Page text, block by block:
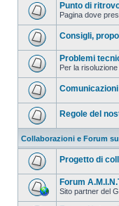
Punto di
Pagina dove
Consigli,
Problemi
Per la risoluzione
Comunicazioni
Regole del
Collaborazioni e Forum
Progetto di
Forum
Sito partner del